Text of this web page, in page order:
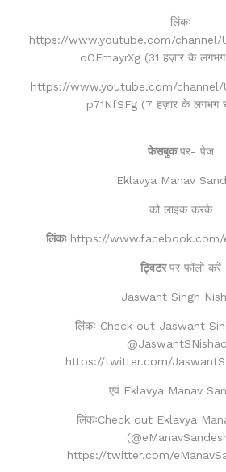
लिंकः
https://www.youtube.com/channel/
oOFmayrXg (31 हज़ार के लगभग
https://www.youtube.com/channel/
p71NfSFg (7 हज़ार के लगभग
फेसबुकपर- पेज
Eklavya Manav
को लाइक करके
लिंकः https://www.facebook.com/
ट्विटरपर फॉलो करें
Jaswant Singh
लिंकः Check out Jaswant
https://twitter.com/
एवं Eklavya Manav
लिंकःCheck out Eklavya
https://twitter.com/